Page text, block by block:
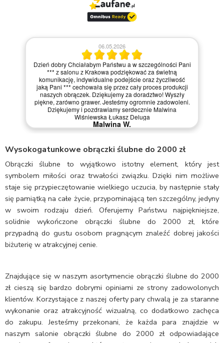
06.05.2026
Dzień dobry Chciałabym Państwu a w szczególności Pani
*** z salonu z Krakowa podziękować za świetną
komunikację, indywidualne podejście oraz życzliwość
jaką Pani *** cechowała się przez cały proces produkcji
naszych obrączek. Dziękujemy za doradztwo! Wyszły
piękne, zarówno grawer. Jesteśmy ogromnie zadowoleni.
Dziękujemy i pozdrawiamy serdecznie Malwina
Wiśniewska Łukasz Deluga
Malwina W.
Wysokogatunkowe obrączki ślubne do 2000 zł
Obrączki ślubne to wyjątkowo istotny element, który jest
symbolem miłości oraz trwałości związku. Dzięki nim możliwe
staje się przypieczętowanie wielkiego uczucia, by następnie stały
się pamiątką na całe życie, przypominającą ten szczególny, jedyny
w swoim rodzaju dzień. Oferujemy Państwu najpiękniejsze,
solidnie wykończone obrączki ślubne do 2000 zł, które
przypadną do gustu osobom pragnącym znaleźć dobrej jakości
biżuterię w atrakcyjnej cenie.
Znajdujące się w naszym asortymencie obrączki ślubne do 2000
zł cieszą się bardzo dobrymi opiniami ze strony zadowolonych
klientów. Korzystające z naszej oferty pary chwalą je za staranne
wykonanie oraz atrakcyjność wizualną, co dodatkowo zachęca
do zakupu. Jesteśmy przekonani, że każda para znajdzie w
naszym salonie obrączki ślubne do 2000 zł odpowiadające